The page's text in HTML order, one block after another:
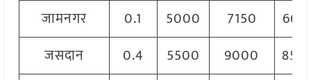
जामनगर
0.1 5000 7150
जसदान
0.4 5500 9000